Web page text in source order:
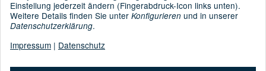
Einstellung jederzeit ändern (Fingerabdruck-Icon links unten).
Weitere Details finden Sie unter Konfigurieren und in unserer
Datenschutzerklärung.
Impressum | Datenschutz